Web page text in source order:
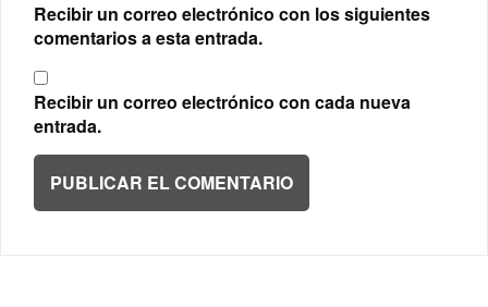
Recibir un correo electrónico con los siguientes
comentarios a esta entrada.
Recibir un correo electrónico con cada nueva
entrada.